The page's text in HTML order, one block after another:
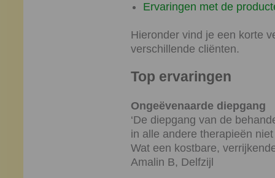
Ervaringen met de
Hieronder vind je een korte
verschillende cliënten.
Top ervaringen
Ongeëvenaarde diepgang
‘De diepgang van de
in alle andere therapieën
Wat een kostbare,
Amalin B, Delfzijl